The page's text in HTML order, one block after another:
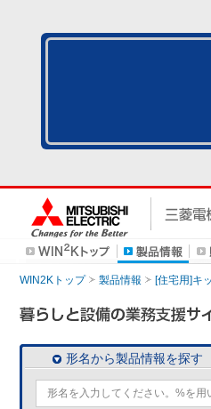
WIN2Kトップ 製品情報 [住宅用]キ
形名から製品情報を探す